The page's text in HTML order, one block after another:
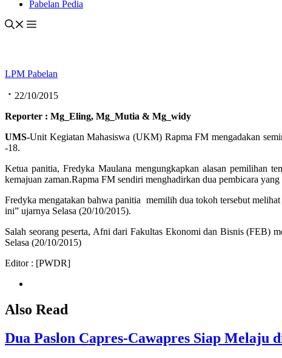
Pabelan Pedia
LPM Pabelan
22/10/2015
Reporter : Mg_Eling, Mg_Mutia & Mg_widy
UMS-Unit Kegiatan Mahasiswa (UKM) Rapma FM mengadakan
-18.
Ketua panitia, Fredyka Maulana mengungkapkan alasan pemilihan
kemajuan zaman.Rapma FM sendiri menghadirkan dua pembicara
Fredyka mengatakan bahwa panitia memilih dua tokoh tersebut
ini” ujarnya Selasa (20/10/2015).
Salah seorang peserta, Afni dari Fakultas Ekonomi dan Bisnis (FEB)
Selasa (20/10/2015)
Editor : [PWDR]
Also Read
Dua Paslon Capres-Cawapres Siap Melaju